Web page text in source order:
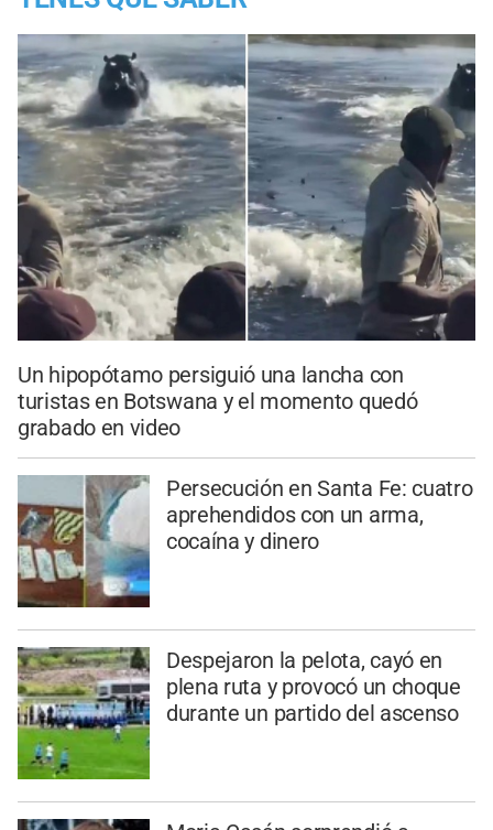
Un hipopótamo persiguió una lancha con
turistas en Botswana y el momento quedó
grabado en video
Persecución en Santa Fe: cuatro
aprehendidos con un arma,
cocaína y dinero
Despejaron la pelota, cayó en
plena ruta y provocó un choque
durante un partido del ascenso